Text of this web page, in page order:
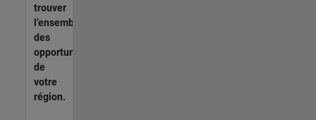
trouver
l’ensemble
des
opportunités
de
votre
région.